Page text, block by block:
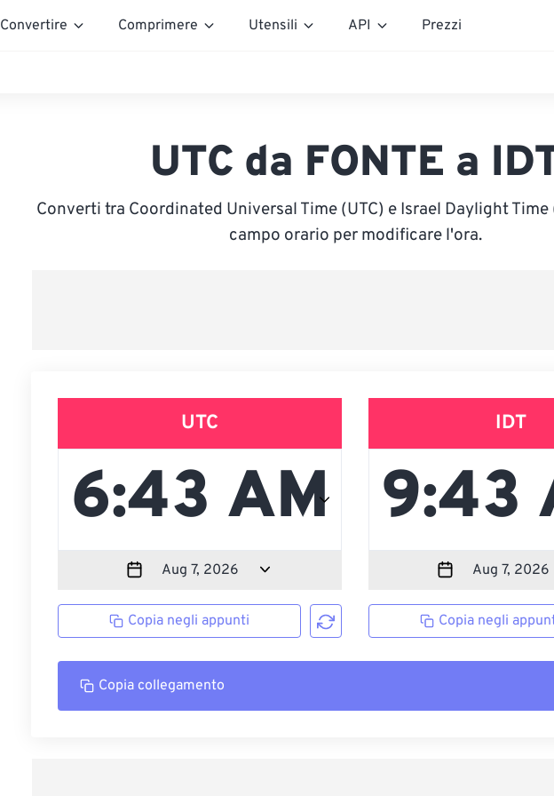
Convertire Comprimere Utensili API Prezzi
UTC da FONTE a
Converti tra Coordinated Universal Time (UTC) e Israel Daylight Time
campo orario per modificare l'ora.
UTC
Copia negli appunti
IDT
Copia negli
Copia collegamento